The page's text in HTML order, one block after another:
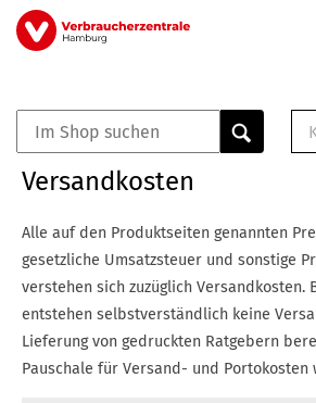
Direkt
zum
0
Versandkosten
Alle auf den Produktseiten genannten
gesetzliche Umsatzsteuer und sonstige
verstehen sich zuzüglich Versandkosten.
entstehen selbstverständlich keine
Lieferung von gedruckten Ratgebern
Pauschale für Versand- und Portokosten